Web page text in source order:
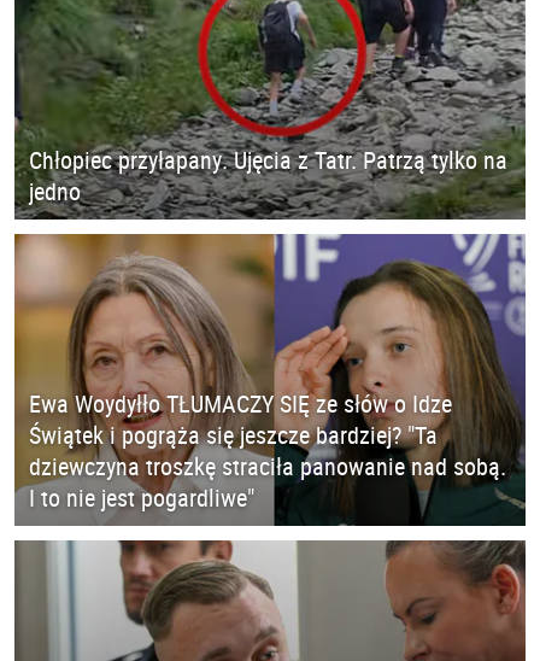
Chłopiec przyłapany. Ujęcia z Tatr. Patrzą tylko na
jedno
Ewa Woydyłło TŁUMACZY SIĘ ze słów o Idze
Świątek i pogrąża się jeszcze bardziej? "Ta
dziewczyna troszkę straciła panowanie nad sobą.
I to nie jest pogardliwe"